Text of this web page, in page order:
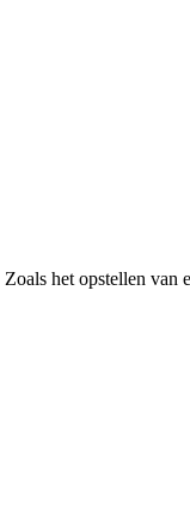
het opstellen